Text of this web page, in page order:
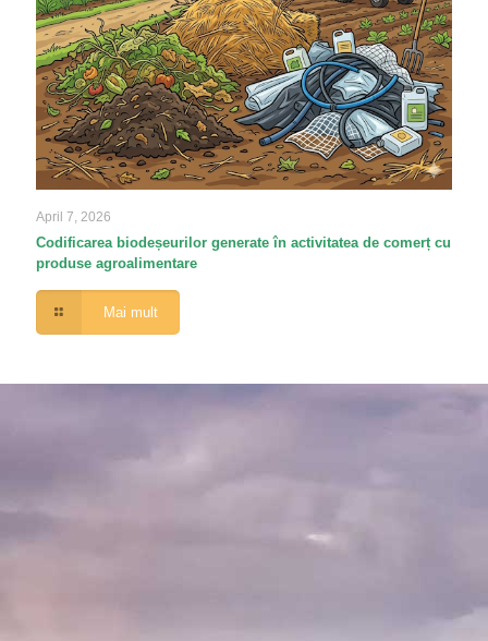
April 7, 2026
Codificarea biodeșeurilor generate în activitatea de comerț cu
produse agroalimentare
Mai mult